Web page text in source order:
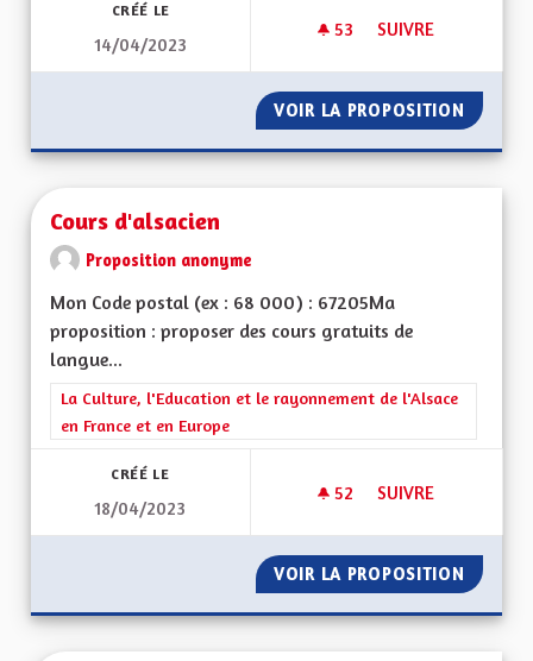
CRÉÉ LE
14/04/2023
53 53 ABONNÉS
SUIVRE
VOIR LA PROPOSITION
Cours d'alsacien
Proposition anonyme
Mon Code postal (ex : 68 000) : 67205Ma
proposition : proposer des cours gratuits de
langue...
Filtrer les résultats de la catégorie : La Culture, l'Education et
La Culture, l'Education et le rayonnement de l'Alsace
en France et en Europe
CRÉÉ LE
18/04/2023
52 52 ABONNÉS
SUIVRE
VOIR LA PROPOSITION